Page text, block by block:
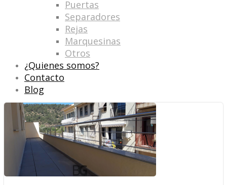
Puertas
Separadores
Rejas
Marquesinas
Otros
¿Quienes somos?
Contacto
Blog